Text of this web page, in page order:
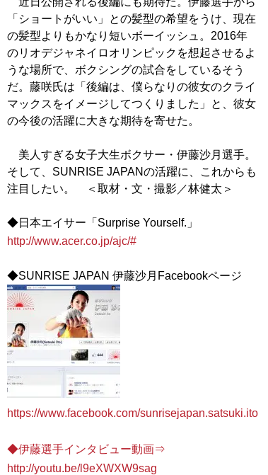
「ショートがいい」との髪型の希望をうけ、現在
の髪型よりもかなり短いボーイッシュ。2016年
のリオデジャネイロオリンピックを想起させるよ
うな場所で、ボクシングの試合をしているそう
だ。藤咲氏は「後編は、僕らなりの彼女のクライ
マックスをイメージしてつくりました」と、彼女
の今後の活躍に大きな期待を寄せた。
美人すぎる女子大生ボクサー・伊藤沙月選手。
そして、SUNRISE JAPANの活躍に、これからも
注目したい。 ＜取材・文・撮影／林健太＞
http://www.acer.co.jp/ajc/#
https://www.facebook.com/sunrisejapan.satsuki.ito
◆伊藤選手インタビュー動画⇒
http://youtu.be/l9eXWXW9sag